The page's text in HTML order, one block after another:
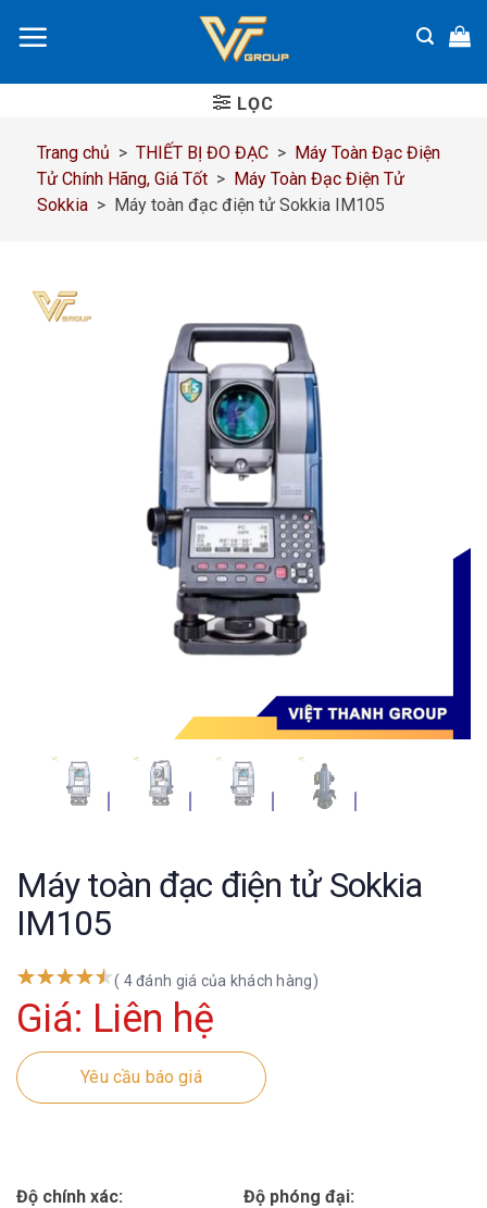
đến
dung
LỌC
Trang chủ > THIẾT BỊ ĐO ĐẠC > Máy Toàn Đạc Điện
Tử Chính Hãng, Giá Tốt > Máy Toàn Đạc Điện Tử
Sokkia > Máy toàn đạc điện tử Sokkia IM105
Máy toàn đạc điện tử Sokkia
IM105
( 4 đánh giá của khách hàng)
Giá: Liên hệ
Yêu cầu báo giá
Độ chính xác:
Độ phóng đại: